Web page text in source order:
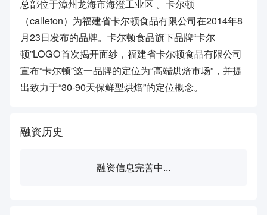
总部位于漳州龙海市海澄工业区 。卡尔顿
（calleton）为福建省卡尔顿食品有限公司在2014年8
月23日发布的品牌。卡尔顿食品旗下品牌“卡尔
顿”LOGO首次揭开面纱，福建省卡尔顿食品有限公司
宣布“卡尔顿”这一品牌的定位为“高端烘焙市场”，并提
出致力于“30-90天保鲜型烘焙”的定位概念。
融资历史
融资信息完善中...